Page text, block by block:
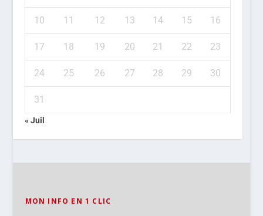
10 11 12 13 14 15 16
17 18 19 20 21 22 23
24 25 26 27 28 29 30
31
« Juil
MON INFO EN 1 CLIC